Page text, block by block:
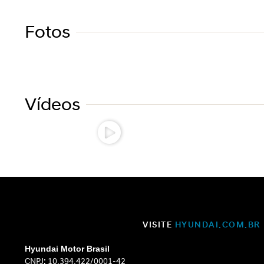
Fotos
Vídeos
VISITE HYUNDAI.COM.BR
Hyundai Motor Brasil
CNPJ: 10.394.422/0001-42